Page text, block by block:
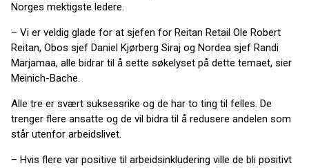
Norges mektigste ledere.
– Vi er veldig glade for at sjefen for Reitan Retail Ole Robert
Reitan, Obos sjef Daniel Kjørberg Siraj og Nordea sjef Randi
Marjamaa, alle bidrar til å sette søkelyset på dette temaet, sier
Meinich-Bache.
Alle tre er svært suksessrike og de har to ting til felles. De
trenger flere ansatte og de vil bidra til å redusere andelen som
står utenfor arbeidslivet.
– Hvis flere var positive til arbeidsinkludering ville de bli positivt